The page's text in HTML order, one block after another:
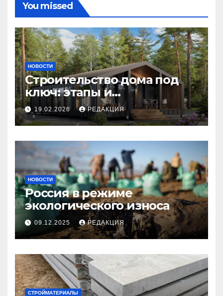
You missed
НОВОСТИ
Строительство дома под
ключ: этапы и
планирование бюджета
19.02.2026 РЕДАКЦИЯ
НОВОСТИ
Россия в режиме
экологического износа
09.12.2025 РЕДАКЦИЯ
СТРОЙМАТЕРИАЛЫ